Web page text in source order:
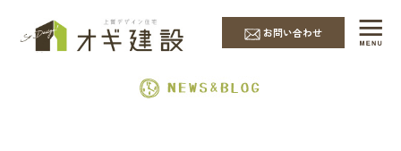
お問い合わせ
EVENT & NEWS